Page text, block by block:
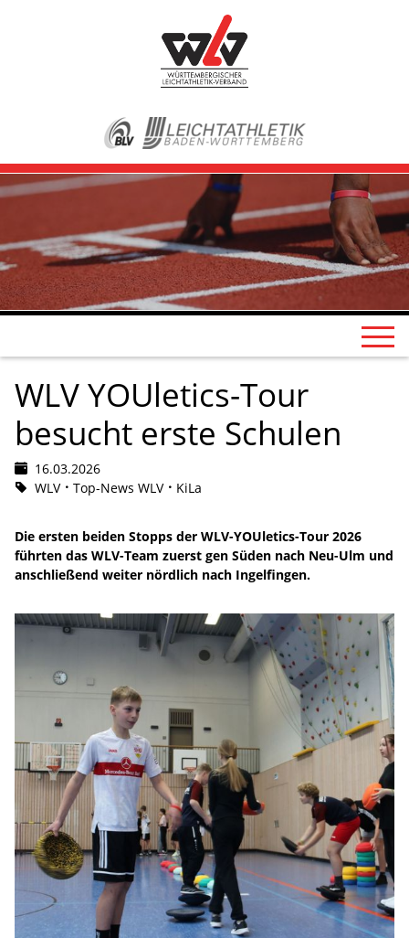
WLV YOUletics-Tour
besucht erste Schulen
16.03.2026
WLV
Top-News WLV KiLa
Die ersten beiden Stopps der WLV-YOUletics-Tour 2026
führten das WLV-Team zuerst gen Süden nach Neu-Ulm und
anschließend weiter nördlich nach Ingelfingen.